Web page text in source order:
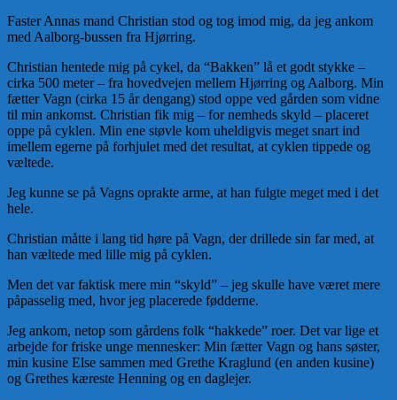
Faster Annas mand Christian stod og tog imod mig, da jeg ankom
med Aalborg-bussen fra Hjørring.
Christian hentede mig på cykel, da “Bakken” lå et godt stykke –
cirka 500 meter – fra hovedvejen mellem Hjørring og Aalborg. Min
fætter Vagn (cirka 15 år dengang) stod oppe ved gården som vidne
til min ankomst. Christian fik mig – for nemheds skyld – placeret
oppe på cyklen. Min ene støvle kom uheldigvis meget snart ind
imellem egerne på forhjulet med det resultat, at cyklen tippede og
væltede.
Jeg kunne se på Vagns oprakte arme, at han fulgte meget med i det
hele.
Christian måtte i lang tid høre på Vagn, der drillede sin far med, at
han væltede med lille mig på cyklen.
Men det var faktisk mere min “skyld” – jeg skulle have været mere
påpasselig med, hvor jeg placerede fødderne.
Jeg ankom, netop som gårdens folk “hakkede” roer. Det var lige et
arbejde for friske unge mennesker: Min fætter Vagn og hans søster,
min kusine Else sammen med Grethe Kraglund (en anden kusine)
og Grethes kæreste Henning og en daglejer.